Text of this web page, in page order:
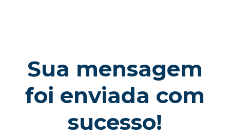
Sua mensagem
foi enviada com
sucesso!